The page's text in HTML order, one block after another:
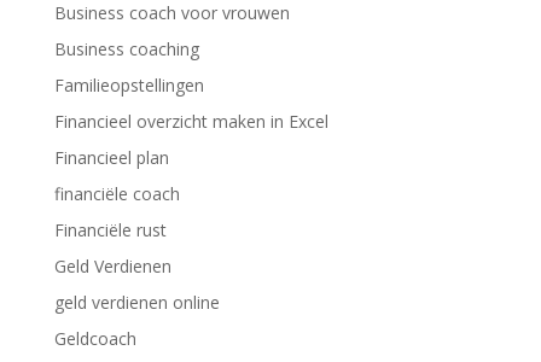
Business coach voor vrouwen
Business coaching
Familieopstellingen
Financieel overzicht maken in Excel
Financieel plan
financiële coach
Financiële rust
Geld Verdienen
geld verdienen online
Geldcoach